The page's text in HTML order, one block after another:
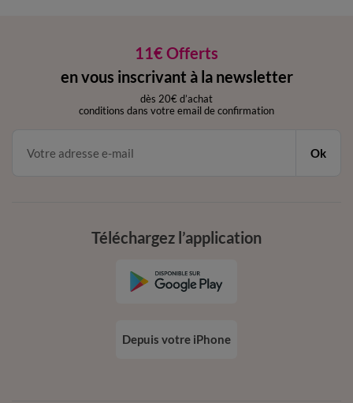
11€ Offerts
en vous inscrivant à la newsletter
dès 20€ d’achat
conditions dans votre email de confirmation
Ok
Téléchargez l’application
Depuis votre iPhone